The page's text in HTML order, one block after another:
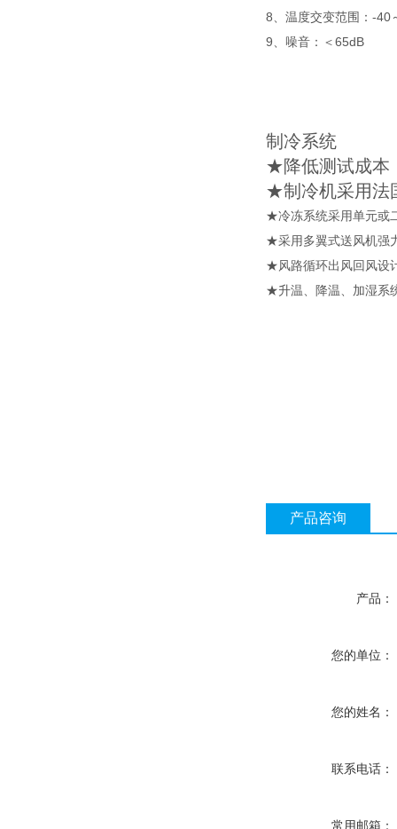
8、温度交变范围：-
9、噪音：＜65dB
制冷系统
★降低测试成本
★制冷机采用法
★冷冻系统采用单元或
★采用多翼式送风机强
★风路循环出风回风设
★升温、降温、加湿系
产品咨询
产品：
您的单位：
您的姓名：
联系电话：
常用邮箱：